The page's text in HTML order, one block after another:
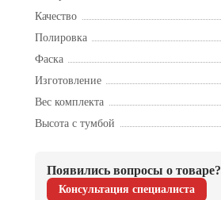
Качество
Полировка
Фаска
Изготовление
Вес комплекта
Высота с тумбой
Появились вопросы о товаре?
Консультация специалиста